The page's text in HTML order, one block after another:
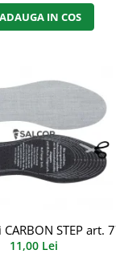
ADAUGA IN COS
STEP art.
11,00 Lei